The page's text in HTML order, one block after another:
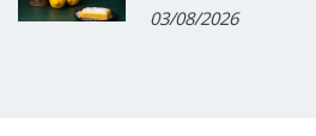
03/08/2026